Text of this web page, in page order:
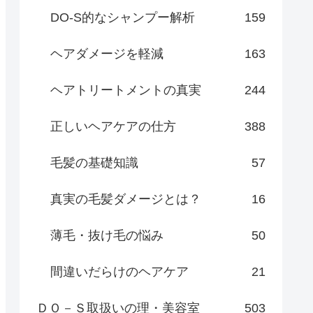
DO-S的なシャンプー解析 159
ヘアダメージを軽減 163
ヘアトリートメントの真実 244
正しいヘアケアの仕方 388
毛髪の基礎知識 57
真実の毛髪ダメージとは？ 16
薄毛・抜け毛の悩み 50
間違いだらけのヘアケア 21
ＤＯ－Ｓ取扱いの理・美容室 503